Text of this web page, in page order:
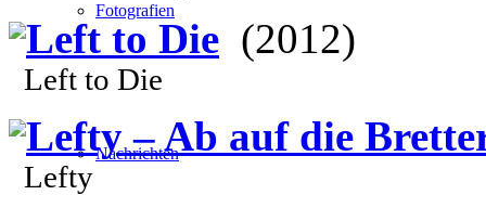
Fotografien
Nachrichten
Left to Die (2012)
Left to Die
Lefty – Ab auf die
Lefty